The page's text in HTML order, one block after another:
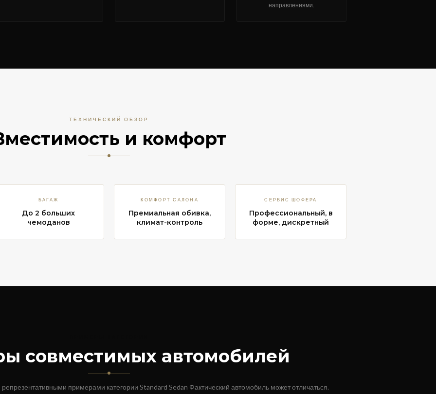
направлениями.
ТЕХНИЧЕСКИЙ ОБЗОР
и комфорт
БАГАЖ
До 2 больших
чемоданов
КОМФОРТ САЛОНА
Премиальная обивка,
климат-контроль
СЕРВИС ШОФЕРА
Профессиональный, в
форме, дискретный
совместимых автомобилей
примерами категории Standard Sedan Фактический автомобиль может отличаться.